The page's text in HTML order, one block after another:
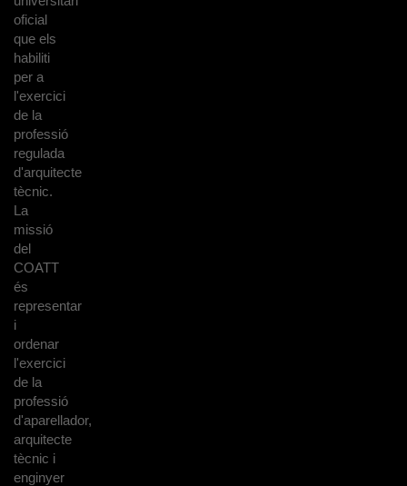
oficial
que els
habiliti
per a
l'exercici
de la
professió
regulada
d'arquitecte
tècnic.
La
missió
del
COATT
és
representar
i
ordenar
l'exercici
de la
professió
d'aparellador,
arquitecte
tècnic i
enginyer